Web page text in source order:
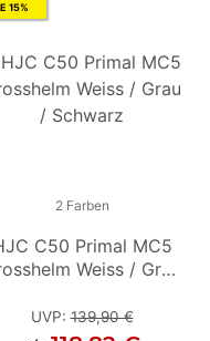
2 Farben
C50 Primal MC5
Weiss / Grau
UVP:139,90 €
15%
2 Farben
C50 Primal MC5
Weiss / Grau
UVP:139,90 €